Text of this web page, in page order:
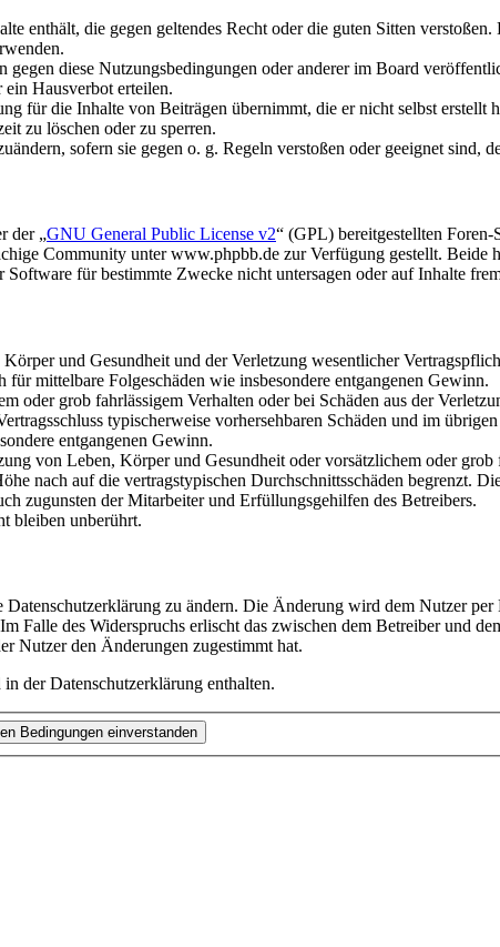
enthält, die gegen geltendes Recht oder die guten Sitten
gegen diese Nutzungsbedingungen oder anderer im Board
Hausverbot erteilen.
für die Inhalte von Beiträgen übernimmt, die er nicht selbst erstellt
zu löschen oder zu sperren.
sofern sie gegen o. g. Regeln verstoßen oder geeignet sind,
der „GNU General Public License v2“ (GPL) bereitgestellten
Community unter www.phpbb.de zur Verfügung gestellt.
für bestimmte Zwecke nicht untersagen oder auf Inhalte
und Gesundheit und der Verletzung wesentlicher
mittelbare Folgeschäden wie insbesondere entgangenen Gewinn.
oder grob fahrlässigem Verhalten oder bei Schäden aus der
typischerweise vorhersehbaren Schäden und im
entgangenen Gewinn.
von Leben, Körper und Gesundheit oder vorsätzlichem oder grob
nach auf die vertragstypischen Durchschnittsschäden begrenzt.
zugunsten der Mitarbeiter und Erfüllungsgehilfen des Betreibers.
bleiben unberührt.
zu ändern. Die Änderung wird dem Nutzer
Falle des Widerspruchs erlischt das zwischen dem Betreiber und
Nutzer den Änderungen zugestimmt hat.
der Datenschutzerklärung enthalten.